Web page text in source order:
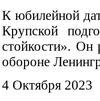
К юбилейной
Крупской
стойкости». Он
обороне
4 Октября 2023